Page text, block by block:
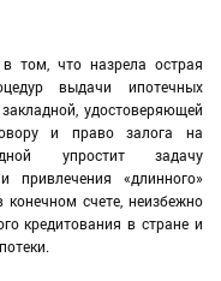
том, что назрела острая
выдачи ипотечных
удостоверяющей
и право залога на
упростит задачу
привлечения «длинного»
конечном счете, неизбежно
кредитования в стране и